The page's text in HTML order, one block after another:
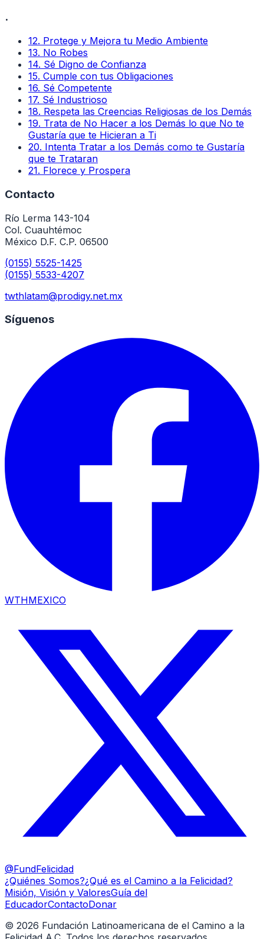
.
12. Protege y Mejora tu Medio Ambiente
13. No Robes
14. Sé Digno de Confianza
15. Cumple con tus Obligaciones
16. Sé Competente
17. Sé Industrioso
18. Respeta las Creencias Religiosas de los Demás
19. Trata de No Hacer a los Demás lo que No te
Gustaría que te Hicieran a Ti
20. Intenta Tratar a los Demás como te Gustaría
que te Trataran
21. Florece y Prospera
Contacto
Río Lerma 143-104
Col. Cuauhtémoc
México D.F. C.P. 06500
(0155) 5525-1425
(0155) 5533-4207
twthlatam@prodigy.net.mx
Síguenos
WTHMEXICO
@FundFelicidad
¿Quiénes Somos?¿Qué es el Camino a la Felicidad?
Misión, Visión y ValoresGuía del
EducadorContactoDonar
© 2026 Fundación Latinoamericana de el Camino a la